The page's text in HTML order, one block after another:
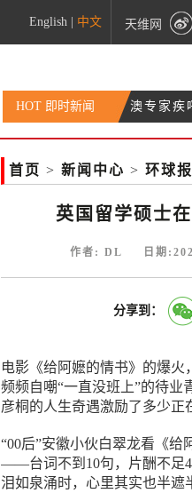
English 中文 天维网
HOT 即时新闻
澳专家疾
与肾病苦
迎来重生机
【财算
首页 > 新闻中心 > 环球
英国留学硕士
作者: DL 日期
分享到：
电影《给阿嬷的情书》的爆
频频自嘲“一直没班上”的待业
彦桐的人生奇遇激励了多少正
“00后”安徽小伙白翠龙看《
——台词不到10句，片酬不足
泪如泉涌时，心里其实也半